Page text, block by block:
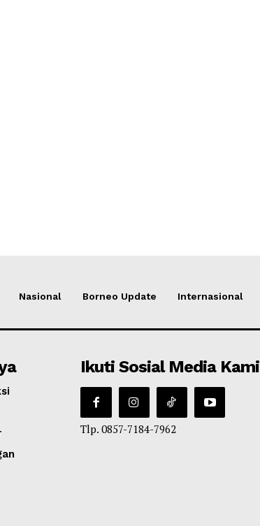
Nasional Borneo Update Internasional
Ikuti Sosial Media Kami
Tlp. 0857-7184-7962